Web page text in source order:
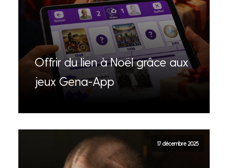
Offrir du lien à Noël grâce aux
jeux Gena-App
17 décembre 2025